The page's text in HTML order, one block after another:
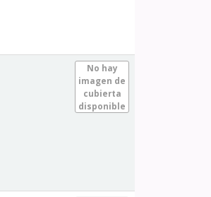
No hay
imagen de
cubierta
disponible